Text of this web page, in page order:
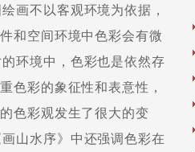
画不以客观环境为依据，
和空间环境中色彩会有微
环境中，色彩也是依然存
色彩的象征性和表意性，
色彩观发生了很大的变
山水序》中还强调色彩在